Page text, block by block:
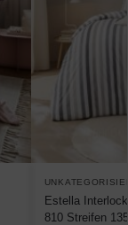
Estella
810 Streifen